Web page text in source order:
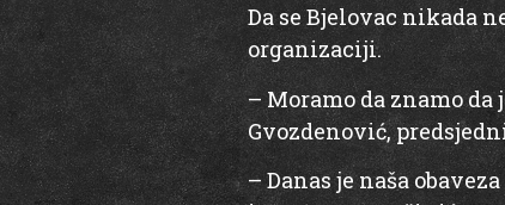
Da se Bjelovac nikada
organizaciji.
– Moramo da znamo
Gvozdenović,
– Danas je naša